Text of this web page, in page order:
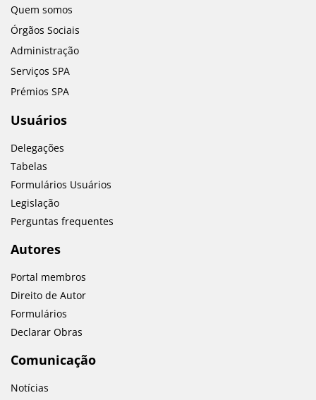
Quem somos
Órgãos Sociais
Administração
Serviços SPA
Prémios SPA
Usuários
Delegações
Tabelas
Formulários Usuários
Legislação
Perguntas frequentes
Autores
Portal membros
Direito de Autor
Formulários
Declarar Obras
Comunicação
Notícias